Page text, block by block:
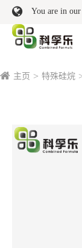
You are in
主页 特殊硅烷